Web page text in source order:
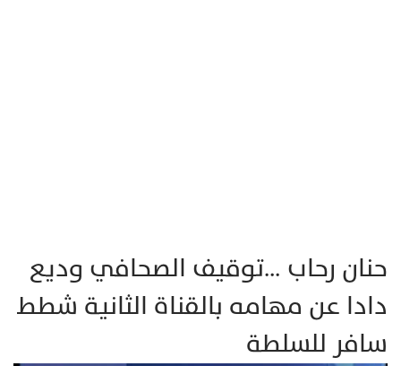
حنان رحاب …توقيف الصحافي وديع
دادا عن مهامه بالقناة الثانية شطط
سافر للسلطة